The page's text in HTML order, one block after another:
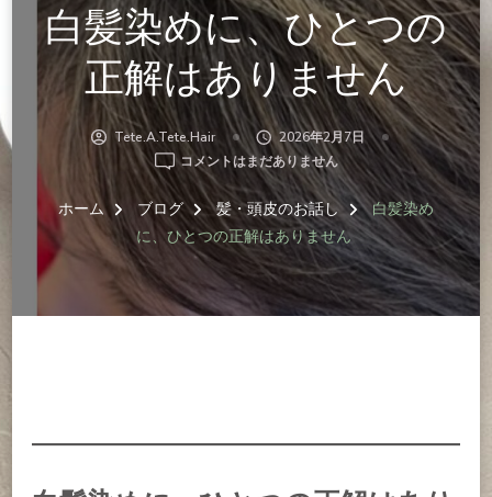
白髪染めに、ひとつの
正解はありません
Tete.a.tete.hair
2026年2月7日
白
髪
染
め
に、
ひ
と
つ
コメントはまだありません
ホーム ブログ 髪・頭皮のお話し
白髪染め
に、ひとつの正解はありません